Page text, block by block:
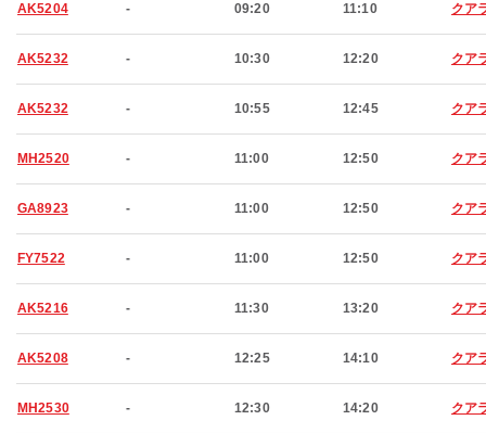
AK5204 - 09:20 11:10 クア
AK5232 - 10:30 12:20 クア
AK5232 - 10:55 12:45 クア
MH2520 - 11:00 12:50 クア
GA8923 - 11:00 12:50 クア
FY7522 - 11:00 12:50 クア
AK5216 - 11:30 13:20 クア
AK5208 - 12:25 14:10 クア
MH2530 - 12:30 14:20 クア